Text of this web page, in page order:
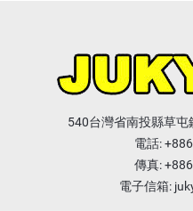
540台灣省南投縣草
電話:
傳真:
電子信箱: